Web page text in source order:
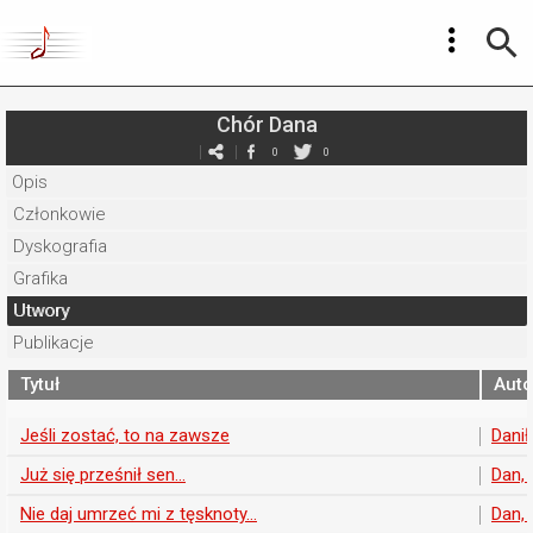
Chór Dana
0 0
Opis
Członkowie
Dyskografia
Grafika
Utwory
Publikacje
Tytuł
Jeśli zostać, to na zawsze
Już się prześnił sen...
Dan,
Nie daj umrzeć mi z tęsknoty...
Dan,